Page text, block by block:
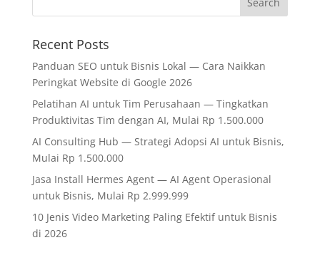
Recent Posts
Panduan SEO untuk Bisnis Lokal — Cara Naikkan
Peringkat Website di Google 2026
Pelatihan AI untuk Tim Perusahaan — Tingkatkan
Produktivitas Tim dengan AI, Mulai Rp 1.500.000
AI Consulting Hub — Strategi Adopsi AI untuk Bisnis,
Mulai Rp 1.500.000
Jasa Install Hermes Agent — AI Agent Operasional
untuk Bisnis, Mulai Rp 2.999.999
10 Jenis Video Marketing Paling Efektif untuk Bisnis
di 2026